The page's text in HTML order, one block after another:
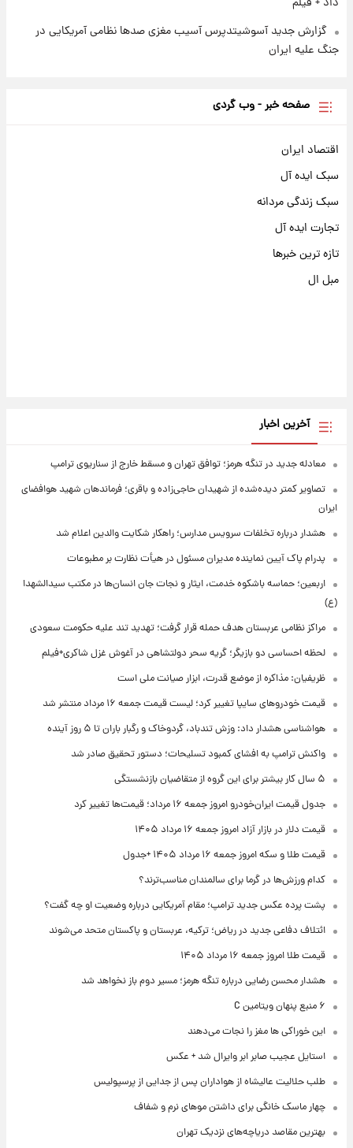
گزارش جدید آسوشیتدپرس آسیب مغزی صدها نظامی آمریکایی در
جنگ علیه ایران
صفحه خبر - وب گردی
اقتصاد ایران
سبک ایده آل
سبک زندگی مردانه
تجارت ایده آل
تازه ترین خبرها
مبل ال
آخرین اخبار
معادله جدید در تنگه هرمز؛ توافق تهران و مسقط خارج از سناریوی ترامپ
تصاویر کمتر دیده‌شده از شهیدان حاجی‌زاده و باقری؛ فرماندهان شهید هوافضای
ایران
هشدار درباره تخلفات سرویس مدارس؛ راهکار شکایت والدین اعلام شد
پدرام پاک آیین نماینده مدیران مسئول در هیأت نظارت بر مطبوعات
اربعین؛ حماسه باشکوه خدمت، ایثار و نجات جان انسان‌ها در مکتب سیدالشهدا
(ع)
مراکز نظامی عربستان هدف حمله قرار گرفت؛ تهدید تند علیه حکومت سعودی
لحظه احساسی دو بازیگر؛ گریه سحر دولتشاهی در آغوش غزل شاکری+فیلم
ظریفیان: مذاکره از موضع قدرت، ابزار صیانت ملی است
قیمت خودروهای سایپا تغییر کرد؛ لیست قیمت جمعه ۱۶ مرداد منتشر شد
هواشناسی هشدار داد: وزش تندباد، گردوخاک و رگبار باران تا ۵ روز آینده
واکنش ترامپ به افشای کمبود تسلیحات؛ دستور تحقیق صادر شد
۵ سال کار بیشتر برای این گروه از متقاضیان بازنشستگی
جدول قیمت ایران‌خودرو امروز جمعه ۱۶ مرداد؛ قیمت‌ها تغییر کرد
قیمت دلار در بازار آزاد امروز جمعه ۱۶ مرداد ۱۴۰۵
قیمت طلا و سکه امروز جمعه ۱۶ مرداد ۱۴۰۵ +جدول
کدام ورزش‌ها در گرما برای سالمندان مناسب‌ترند؟
پشت پرده عکس جدید ترامپ؛ مقام آمریکایی درباره وضعیت او چه گفت؟
ائتلاف دفاعی جدید در ریاض؛ ترکیه، عربستان و پاکستان متحد می‌شوند
قیمت طلا امروز جمعه ۱۶ مرداد ۱۴۰۵
هشدار محسن رضایی درباره تنگه هرمز؛ مسیر دوم باز نخواهد شد
۶ منبع پنهان ویتامین C
این خوراکی ها مغز را نجات می‌دهند
استایل عجیب صابر ابر وایرال شد + عکس
طلب حلالیت عالیشاه از هواداران پس از جدایی از پرسپولیس
چهار ماسک خانگی برای داشتن موهای نرم و شفاف
بهترین مقاصد دریاچه‌های نزدیک تهران